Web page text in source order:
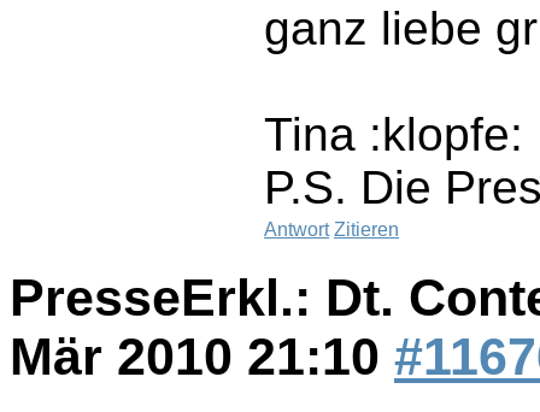
ganz liebe
Tina :klopfe:
P.S. Die
Antwort Zitieren
PresseErkl.: Dt.
Mär 2010 21:10